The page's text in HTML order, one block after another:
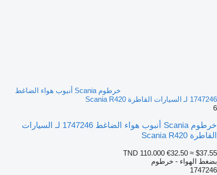
خرطوم Scania أنبوب هواء الضاغط
1747246 لـ السيارات القاطرة Scania R420
6
خرطوم Scania أنبوب هواء الضاغط 1747246 لـ السيارات
القاطرة Scania R420
TND 110.000 €32.50 ≈ $37.55
بضغط الهواء - خرطوم
1747246